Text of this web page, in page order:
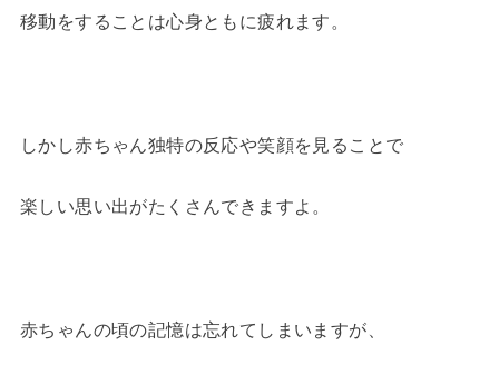
移動をすることは心身ともに疲れます。
しかし赤ちゃん独特の反応や笑顔を見ることで
楽しい思い出がたくさんできますよ。
赤ちゃんの頃の記憶は忘れてしまいますが、